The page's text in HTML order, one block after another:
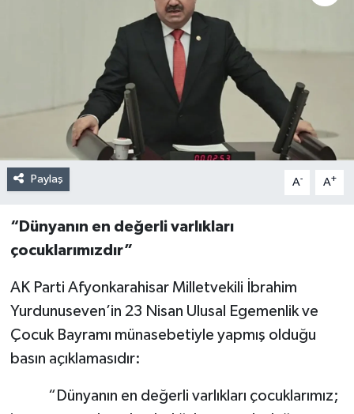
Paylaş A- A+
“Dünyanın en değerli varlıkları
çocuklarımızdır”
AK Parti Afyonkarahisar Milletvekili İbrahim
Yurdunuseven’in 23 Nisan Ulusal Egemenlik ve
Çocuk Bayramı münasebetiyle yapmış olduğu
basın açıklamasıdır:
“Dünyanın en değerli varlıkları çocuklarımız;